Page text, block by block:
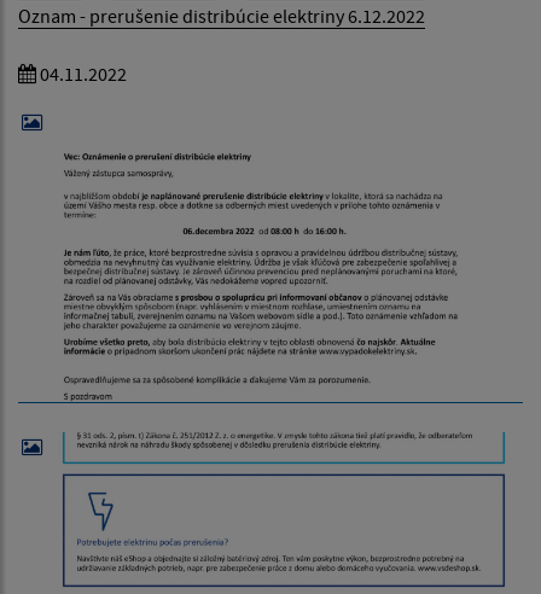
Oznam - prerušenie distribúcie elektriny 6.12.2022
04.11.2022